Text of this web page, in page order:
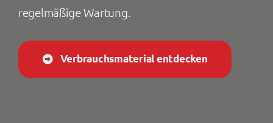
regelmäßige Wartung.
Verbrauchsmaterial entdecken